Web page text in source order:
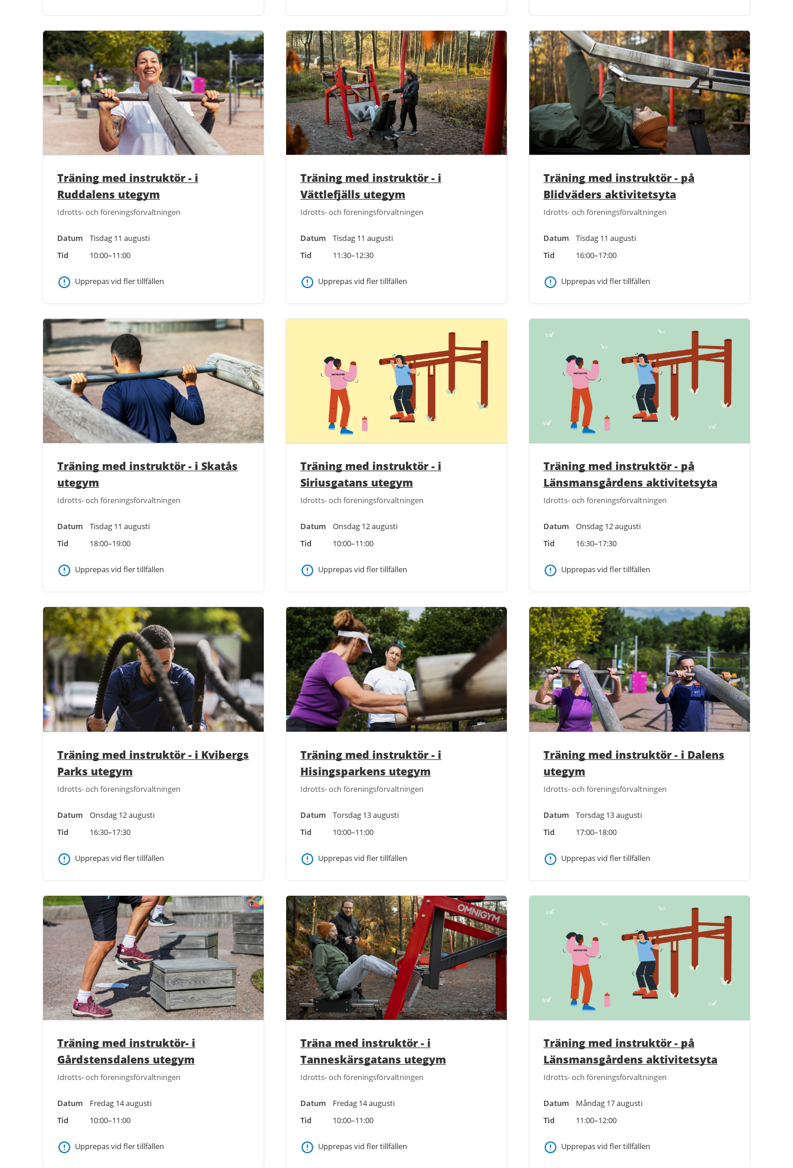
Träning med instruktör - i
Ruddalens utegym
Idrotts- och föreningsförvaltningen
Datum
Tisdag 11 augusti
Tid
10:00–11:00
Upprepas vid fler tillfällen
Träning med instruktör - i
Vättlefjälls utegym
Idrotts- och föreningsförvaltningen
Datum
Tisdag 11 augusti
Tid
11:30–12:30
Upprepas vid fler tillfällen
Träning med instruktör - på
Blidväders aktivitetsyta
Idrotts- och föreningsförvaltningen
Datum
Tisdag 11 augusti
Tid
16:00–17:00
Upprepas vid fler tillfällen
Träning med instruktör - i Skatås
utegym
Idrotts- och föreningsförvaltningen
Datum
Tisdag 11 augusti
Tid
18:00–19:00
Upprepas vid fler tillfällen
Träning med instruktör - i
Siriusgatans utegym
Idrotts- och föreningsförvaltningen
Datum
Onsdag 12 augusti
Tid
10:00–11:00
Upprepas vid fler tillfällen
Träning med instruktör - på
Länsmansgårdens aktivitetsyta
Idrotts- och föreningsförvaltningen
Datum
Onsdag 12 augusti
Tid
16:30–17:30
Upprepas vid fler tillfällen
Träning med instruktör - i Kvibergs
Parks utegym
Idrotts- och föreningsförvaltningen
Datum
Onsdag 12 augusti
Tid
16:30–17:30
Upprepas vid fler tillfällen
Träning med instruktör - i
Hisingsparkens utegym
Idrotts- och föreningsförvaltningen
Datum
Torsdag 13 augusti
Tid
10:00–11:00
Upprepas vid fler tillfällen
Träning med instruktör - i Dalens
utegym
Idrotts- och föreningsförvaltningen
Datum
Torsdag 13 augusti
Tid
17:00–18:00
Upprepas vid fler tillfällen
Träning med instruktör- i
Gårdstensdalens utegym
Idrotts- och föreningsförvaltningen
Datum
Fredag 14 augusti
Tid
10:00–11:00
Upprepas vid fler tillfällen
Träna med instruktör - i
Tanneskärsgatans utegym
Idrotts- och föreningsförvaltningen
Datum
Fredag 14 augusti
Tid
10:00–11:00
Upprepas vid fler tillfällen
Träning med instruktör - på
Länsmansgårdens aktivitetsyta
Idrotts- och föreningsförvaltningen
Datum
Måndag 17 augusti
Tid
11:00–12:00
Upprepas vid fler tillfällen